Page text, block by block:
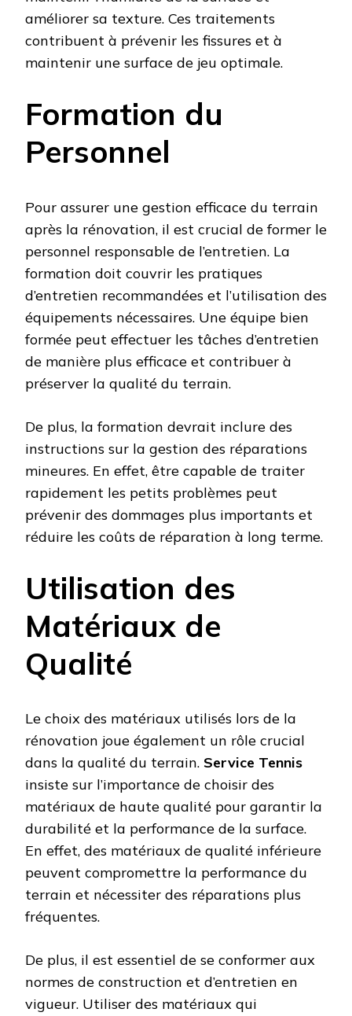
améliorer sa texture. Ces traitements
contribuent à prévenir les fissures et à
maintenir une surface de jeu optimale.
Formation du
Personnel
Pour assurer une gestion efficace du terrain
après la rénovation, il est crucial de former le
personnel responsable de l’entretien. La
formation doit couvrir les pratiques
d’entretien recommandées et l’utilisation des
équipements nécessaires. Une équipe bien
formée peut effectuer les tâches d’entretien
de manière plus efficace et contribuer à
préserver la qualité du terrain.
De plus, la formation devrait inclure des
instructions sur la gestion des réparations
mineures. En effet, être capable de traiter
rapidement les petits problèmes peut
prévenir des dommages plus importants et
réduire les coûts de réparation à long terme.
Utilisation des
Matériaux de
Qualité
Le choix des matériaux utilisés lors de la
rénovation joue également un rôle crucial
dans la qualité du terrain. Service Tennis
insiste sur l’importance de choisir des
matériaux de haute qualité pour garantir la
durabilité et la performance de la surface.
En effet, des matériaux de qualité inférieure
peuvent compromettre la performance du
terrain et nécessiter des réparations plus
fréquentes.
De plus, il est essentiel de se conformer aux
normes de construction et d’entretien en
vigueur. Utiliser des matériaux qui